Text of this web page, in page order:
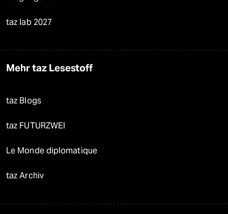
taz lab 2027
Mehr taz Lesestoff
taz Blogs
taz FUTURZWEI
Le Monde diplomatique
taz Archiv